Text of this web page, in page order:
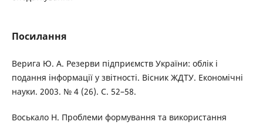
Посилання
Верига Ю. А. Резерви підприємств України: облік і
подання інформації у звітності. Вісник ЖДТУ. Економічні
науки. 2003. № 4 (26). С. 52–58.
Воськало Н. Проблеми формування та використання